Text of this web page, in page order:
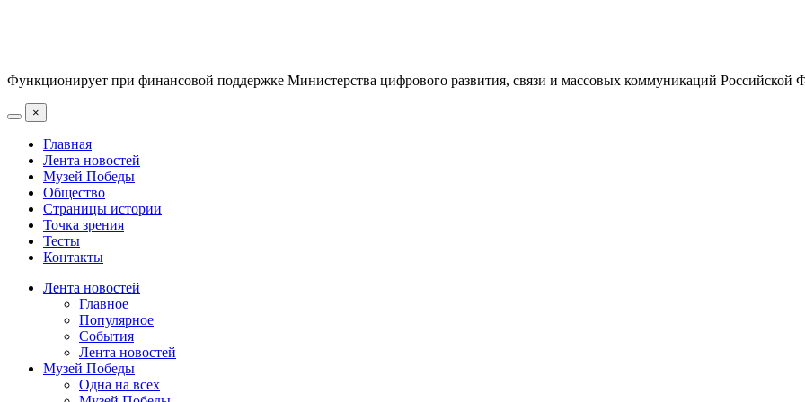
Функционирует при финансовой поддержке Министерства цифрового развития, связи и массовых коммуникаций Российской
×
Главная
Лента новостей
Музей Победы
Общество
Страницы истории
Точка зрения
Тесты
Контакты
Лента новостей
Главное
Популярное
События
Лента новостей
Музей Победы
Одна на всех